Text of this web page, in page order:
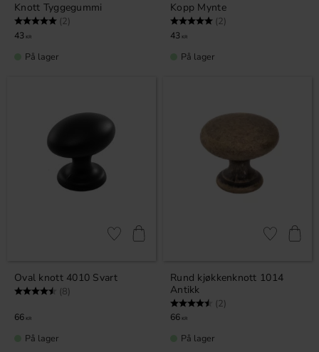
Knott Tyggegummi
Karakter: (2)
43 KR
På lager
Kopp Mynte
Karakter: (2)
43 KR
På lager
Oval knott 4010 Svart
Karakter: (8)
66 KR
Lagre som favoritt
På lager
Rund kjøkkenknott 1014
Antikk
Karakter: (2)
66 KR
Lagre som
På lager